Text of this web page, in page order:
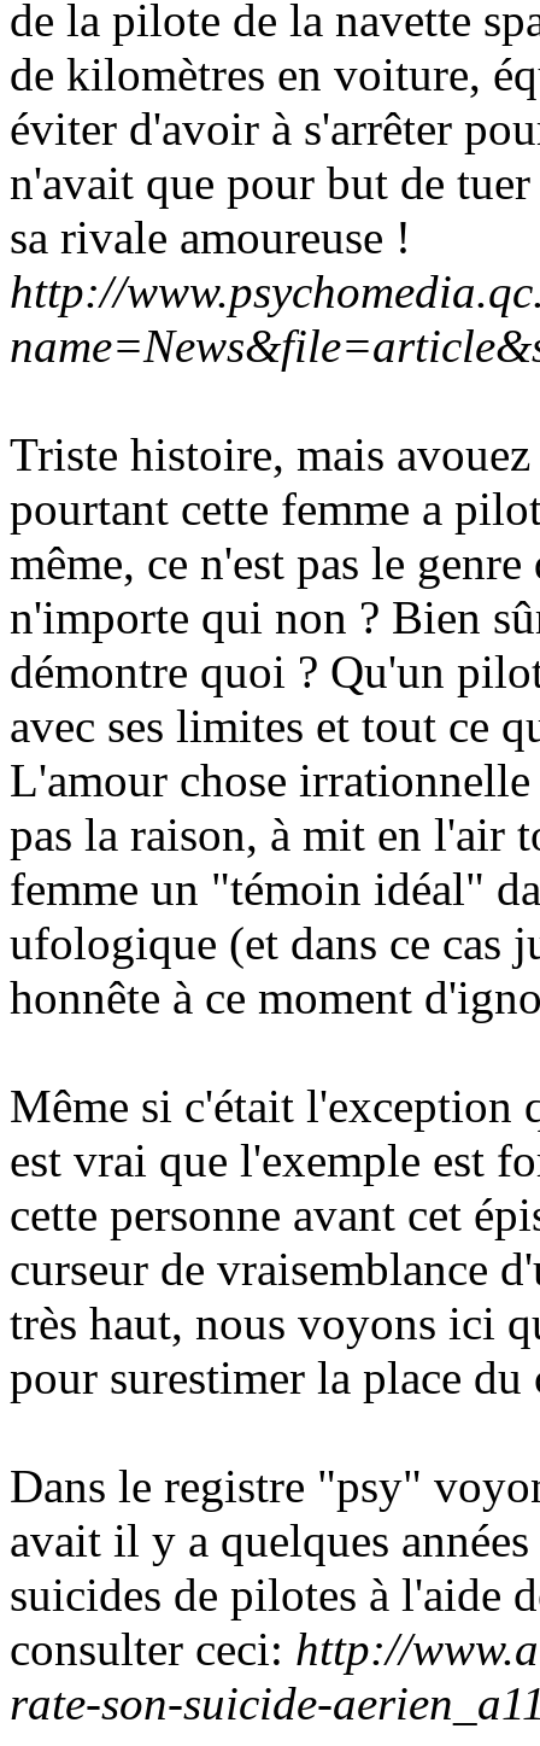
de la pilote de la navette
de kilomètres en voiture,
éviter d'avoir à s'arrêter
n'avait que pour but de
sa rivale amoureuse !
http://
Triste histoire, mais
pourtant cette femme a
même, ce n'est pas le
n'importe qui non ? Bien
démontre quoi ? Qu'un
avec ses limites et tout ce
L'amour chose
pas la raison, à mit en l'air
femme un "témoin idéal"
ufologique (et dans ce cas
honnête à ce moment
Même si c'était l'exception
est vrai que l'exemple est
cette personne avant cet
curseur de vraisemblance
très haut, nous voyons ici
pour surestimer la place du
Dans le registre "psy"
avait il y a quelques
suicides de pilotes à l'aide
consulter ceci: http://
rate-son-suicide-